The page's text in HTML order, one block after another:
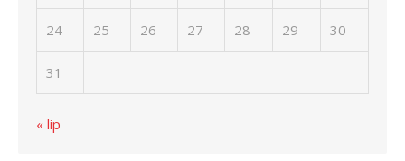
24 25 26 27 28 29 30
31
« lip